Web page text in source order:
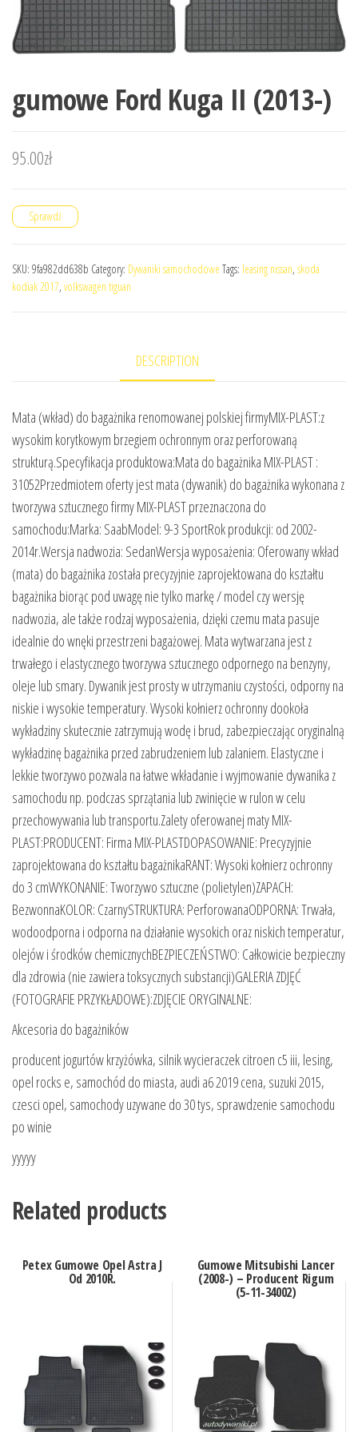
gumowe Ford Kuga II (2013-)
95.00zł
Sprawdź
SKU: 9fa982dd638b Category: Dywaniki samochodowe Tags: leasing nissan, skoda
kodiak 2017, volkswagen tiguan
DESCRIPTION
Mata (wkład) do bagażnika renomowanej polskiej firmyMIX-PLAST:z
wysokim korytkowym brzegiem ochronnym oraz perforowaną
strukturą.Specyfikacja produktowa:Mata do bagażnika MIX-PLAST :
31052Przedmiotem oferty jest mata (dywanik) do bagażnika wykonana z
tworzywa sztucznego firmy MIX-PLAST przeznaczona do
samochodu:Marka: SaabModel: 9-3 SportRok produkcji: od 2002-
2014r.Wersja nadwozia: SedanWersja wyposażenia: Oferowany wkład
(mata) do bagażnika została precyzyjnie zaprojektowana do kształtu
bagażnika biorąc pod uwagę nie tylko markę / model czy wersję
nadwozia, ale także rodzaj wyposażenia, dzięki czemu mata pasuje
idealnie do wnęki przestrzeni bagażowej. Mata wytwarzana jest z
trwałego i elastycznego tworzywa sztucznego odpornego na benzyny,
oleje lub smary. Dywanik jest prosty w utrzymaniu czystości, odporny na
niskie i wysokie temperatury. Wysoki kołnierz ochronny dookoła
wykładziny skutecznie zatrzymują wodę i brud, zabezpieczając oryginalną
wykładzinę bagażnika przed zabrudzeniem lub zalaniem. Elastyczne i
lekkie tworzywo pozwala na łatwe wkładanie i wyjmowanie dywanika z
samochodu np. podczas sprzątania lub zwinięcie w rulon w celu
przechowywania lub transportu.Zalety oferowanej maty MIX-
PLAST:PRODUCENT: Firma MIX-PLASTDOPASOWANIE: Precyzyjnie
zaprojektowana do kształtu bagażnikaRANT: Wysoki kołnierz ochronny
do 3 cmWYKONANIE: Tworzywo sztuczne (polietylen)ZAPACH:
BezwonnaKOLOR: CzarnySTRUKTURA: PerforowanaODPORNA: Trwała,
wodoodporna i odporna na działanie wysokich oraz niskich temperatur,
olejów i środków chemicznychBEZPIECZEŃSTWO: Całkowicie bezpieczny
dla zdrowia (nie zawiera toksycznych substancji)GALERIA ZDJĘĆ
(FOTOGRAFIE PRZYKŁADOWE):ZDJĘCIE ORYGINALNE:
Akcesoria do bagażników
producent jogurtów krzyżówka, silnik wycieraczek citroen c5 iii, lesing,
opel rocks e, samochód do miasta, audi a6 2019 cena, suzuki 2015,
czesci opel, samochody uzywane do 30 tys, sprawdzenie samochodu
po winie
yyyyy
Related products
Petex Gumowe Opel Astra J
Od 2010R.
Gumowe Mitsubishi Lancer
(2008-) – Producent Rigum
(5-11-34002)